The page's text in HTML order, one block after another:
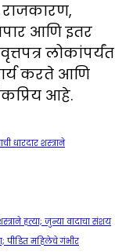
राजकारण,
आणि इतर
लोकांपर्यंत
करते आणि
आहे.
हत्या; जुन्या वादाचा संशय